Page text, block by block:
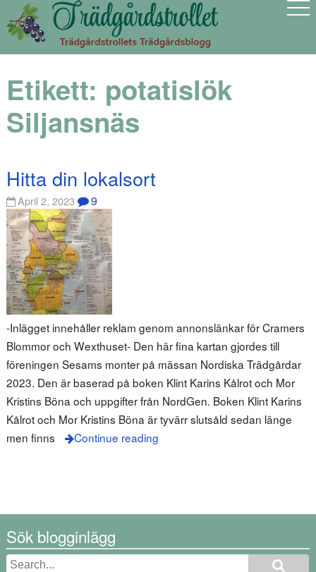
Etikett: potatislök
Siljansnäs
Hitta din lokalsort
April 2, 2023 9
-Inlägget innehåller reklam genom annonslänkar för Cramers
Blommor och Wexthuset- Den här fina kartan gjordes till
föreningen Sesams monter på mässan Nordiska Trädgårdar
2023. Den är baserad på boken Klint Karins Kålrot och Mor
Kristins Böna och uppgifter från NordGen. Boken Klint Karins
Kålrot och Mor Kristins Böna är tyvärr slutsåld sedan länge
men finns
Continue reading
Sök blogginlägg